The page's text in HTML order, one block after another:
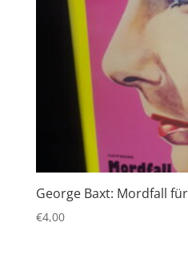
George Baxt: Mordfall
€4,00